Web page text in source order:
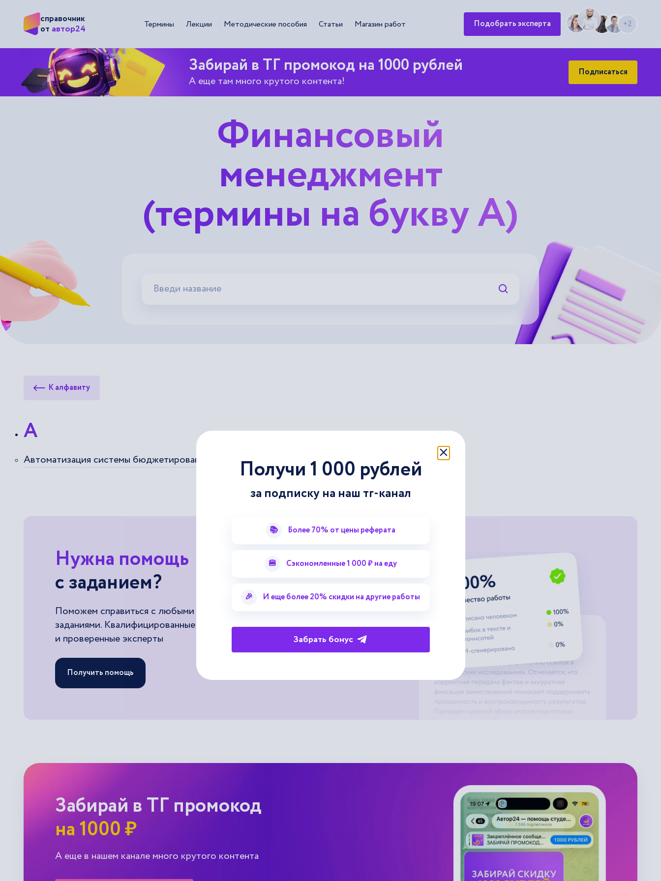
справочник
от автор24 Термины Лекции Методические пособия Статьи Магазин работ Подобрать эксперта +2
Забирай в ТГ промокод на 1000 рублей
А еще там много крутого контента!
Подписаться
Финансовый
менеджмент
(термины на букву А)
Искать
К алфавиту
А
Автоматизация системы бюджетирования Акции их виды
Нужна помощь
с заданием?
Поможем справиться с любыми
заданиями. Квалифицированные
и проверенные эксперты
Получить помощь
Забирай в ТГ промокод
на 1000 ₽
А еще в нашем канале много крутого контента
Получи 1 000 рублей
за подписку на наш тг-канал
📚 Более 70% от цены реферата
🍔 Сэкономленные 1 000 ₽ на еду
🎉 И еще более 20% скидки на другие работы
Забрать бонус